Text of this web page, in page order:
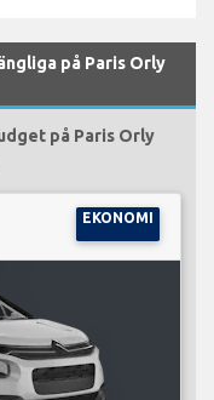
på Paris Orly
på Paris Orly
EKONOMI